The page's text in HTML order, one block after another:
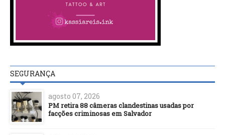
SEGURANÇA
agosto 07, 2026
PM retira 88 câmeras clandestinas usadas por
facções criminosas em Salvador